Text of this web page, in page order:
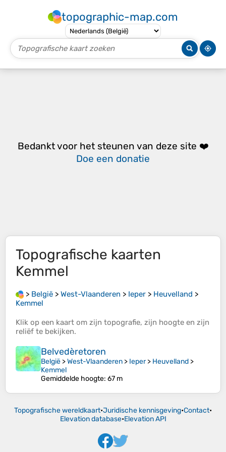
topographic-map.com
Bedankt voor het steunen van deze site ❤️
Doe een donatie
Topografische kaarten
Kemmel
> België > West-Vlaanderen > Ieper > Heuvelland >
Kemmel
Klik op een kaart om zijn topografie, zijn hoogte en zijn
reliëf te bekijken.
Belvedèretoren
België >West-Vlaanderen > Ieper> Heuvelland >
Kemmel
Gemiddelde hoogte: 67 m
Topografische wereldkaart•Juridische kennisgeving•Contact•
Elevation database•Elevation API